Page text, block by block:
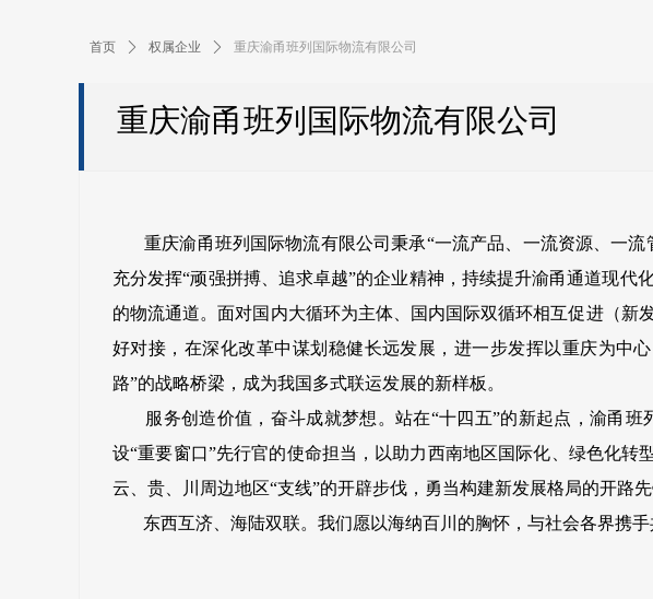
重庆渝甬班列国际物流有限公司
重庆渝甬班列国际物流有限公司秉承“一流产品、一流资源、一流
充分发挥“顽强拼搏、追求卓越”的企业精神，持续提升渝甬通道现
的物流通道。面对国内大循环为主体、国内国际双循环相互促进（
好对接，在深化改革中谋划稳健长远发展，进一步发挥以重庆为中
路”的战略桥梁，成为我国多式联运发展的新样板。
服务创造价值，奋斗成就梦想。站在“十四五”的新起点，渝甬班
设“重要窗口”先行官的使命担当，以助力西南地区国际化、绿色化
云、贵、川周边地区“支线”的开辟步伐，勇当构建新发展格局的开路先
东西互济、海陆双联。我们愿以海纳百川的胸怀，与社会各界携手
首页 ꄲ 权属企业 ꄲ 重庆渝甬班列国际物流有限公司